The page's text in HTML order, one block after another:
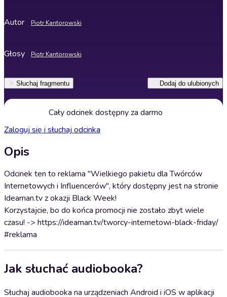
Autor Piotr Kantorowski
Głosy Piotr Kantorowski
Słuchaj fragmentu Dodaj do ulubionych
Cały odcinek dostępny za darmo
Zaloguj się i słuchaj odcinka
Opis
Odcinek ten to reklama "Wielkiego pakietu dla Twórców
Internetowych i Influencerów", który dostępny jest na stronie
Ideaman.tv z okazji Black Week!
Korzystajcie, bo do końca promocji nie zostało zbyt wiele
czasu! -> https://ideaman.tv/tworcy-internetowi-black-friday/
#reklama
Jak słuchać audiobooka?
Słuchaj audiobooka na urządzeniach Android i iOS w aplikacji